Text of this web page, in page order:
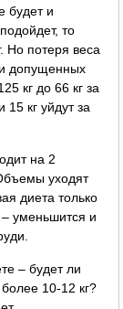
будет и
то
Но потеря веса
допущенных
кг до 66 кг за
кг уйдут за
на 2
уходят
диета только
уменьшится и
– будет ли
10-12 кг?